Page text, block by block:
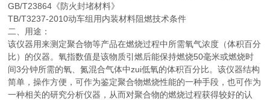
GB/T23864《防火封堵材料》
TB/T3237-2010动车组用内装材料阻燃技术条件
二、用途：
该仪器用来测定聚合物等产品在燃烧过程中所需氧气浓度（体积百分
比）的仪器。氧指数值是该物质引燃后能保持燃烧50毫米或燃烧时
间3分钟所需的氧、氮混合气体中zui低氧的体积百分比。该仪器结构
简单，操作方便，可作为鉴定聚合物燃烧性能的一种手段，也可作为
一种相关的研究分析仪器，从而对聚合物的燃烧过程获得较好的认